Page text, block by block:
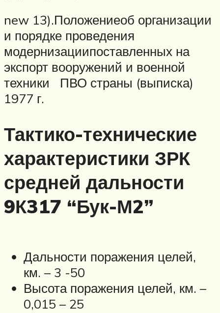
new 13).Положениеоб организации
и порядке проведения
модернизациипоставленных на
экспорт вооружений и военной
техники ПВО страны (выписка)
1977 г.
Тактико-технические
характеристики ЗРК
средней дальности
9К317 “Бук-М2”
Дальности поражения целей,
км. – 3 -50
Высота поражения целей, км. –
0,015 – 25